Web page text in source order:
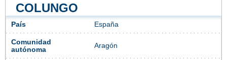
COLUNGO
País España
Comunidad
autónoma
Aragón